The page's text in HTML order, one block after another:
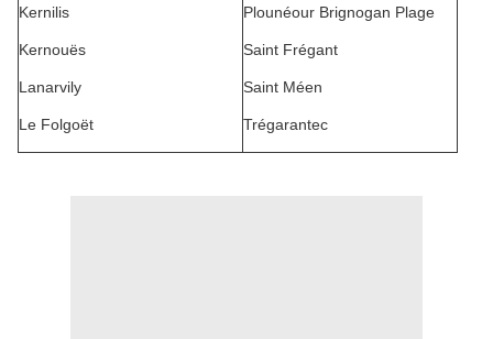
Kernilis
Kernouës
Lanarvily
Le Folgoët
Plounéour Brignogan Plage
Saint Frégant
Saint Méen
Trégarantec